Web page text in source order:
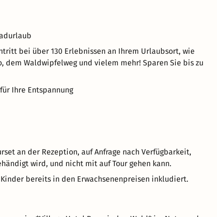
bei über 130 Erlebnissen an Ihrem Urlaubsort, wie
Waldwipfelweg und vielem mehr! Sparen Sie bis zu
Ihre Entspannung
an der Rezeption, auf Anfrage nach Verfügbarkeit,
wird, und nicht mit auf Tour gehen kann.
bereits in den Erwachsenenpreisen inkludiert.